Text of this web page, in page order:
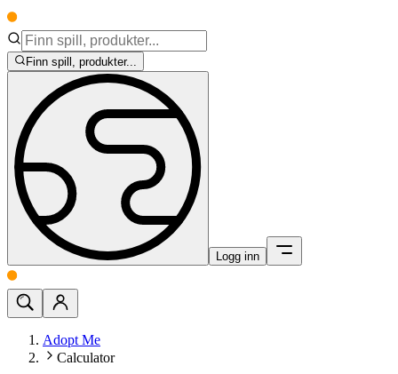
Finn spill, produkter...
Logg inn
Adopt Me
Calculator